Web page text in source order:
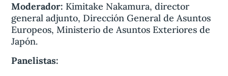
Moderador: Kimitake Nakamura, director
general adjunto, Dirección General de Asuntos
Europeos, Ministerio de Asuntos Exteriores de
Japón.
Panelistas: